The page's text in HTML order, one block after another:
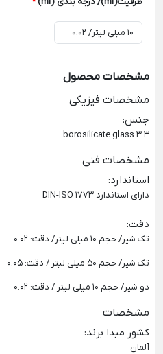
مشخصات محصول
مشخصات فیزیکی
جنس:
borosilicate glass 3.3
مشخصات فنی
استاندارد:
دارای استاندارد DIN-ISO 1773
دقت:
تک شیر/ حجم 10 میلی لیتر/ دقت: 0.02
تک شیر/ حجم 50 میلی لیتر / دقت: 0.05
دو شیر/ حجم 10 میلی لیتر / دقت: 0.02
مشخصات
کشور مبدا برند:
آلمان